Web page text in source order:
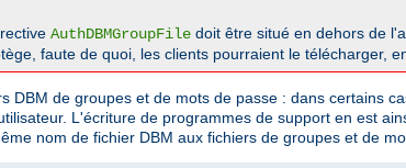
AuthDBMGroupFile doit être situé en dehors de
faute de quoi, les clients pourraient le télécharger,
DBM de groupes et de mots de passe : dans certains
L'écriture de programmes de support en est
nom de fichier DBM aux fichiers de groupes et de